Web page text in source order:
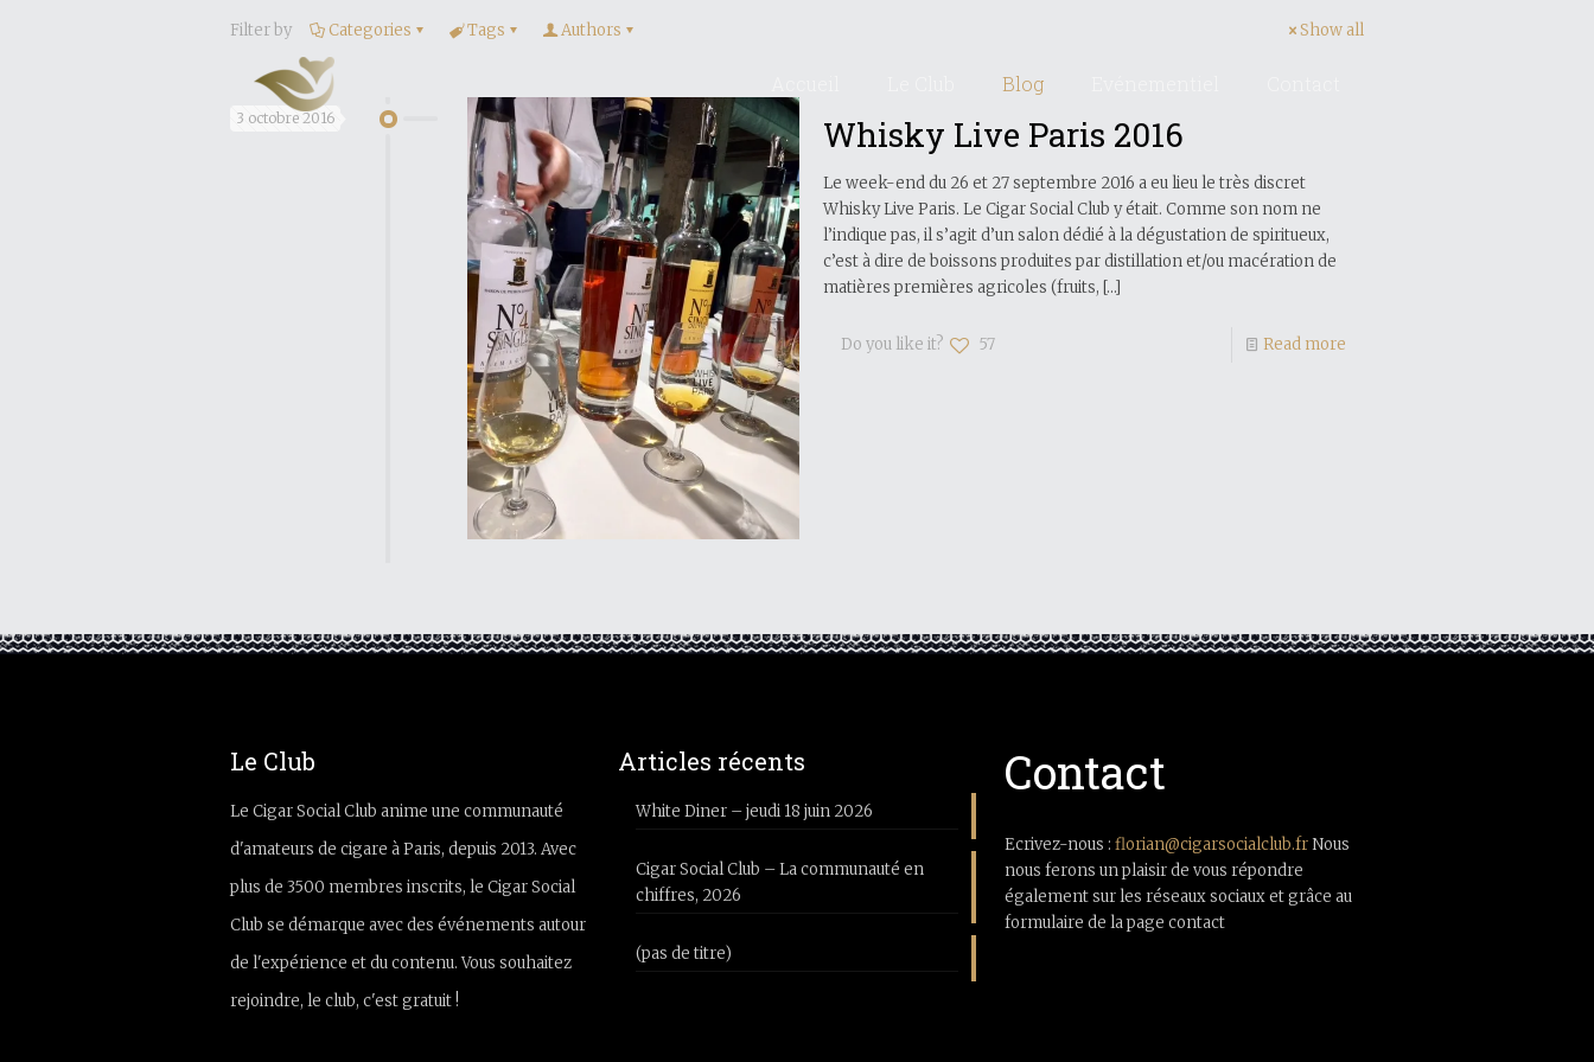
Blog
Filter by Categories Tags Authors Show all
3 octobre 2016 Whisky Live Paris 2016
Le week-end du 26 et 27 septembre 2016 a eu lieu le très discret
Whisky Live Paris. Le Cigar Social Club y était. Comme son nom ne
l’indique pas, il s’agit d’un salon dédié à la dégustation de spiritueux,
c’est à dire de boissons produites par distillation et/ou macération de
matières premières agricoles (fruits, […]
Do you like it? 57 Read more
Le Club
Le Cigar Social Club anime une communauté
d'amateurs de cigare à Paris, depuis 2013. Avec
plus de 3500 membres inscrits, le Cigar Social
Club se démarque avec des événements autour
de l'expérience et du contenu. Vous souhaitez
rejoindre, le club, c'est gratuit !
Articles récents
White Diner – jeudi 18 juin 2026
Cigar Social Club – La communauté en
chiffres, 2026
(pas de titre)
Contact
Ecrivez-nous :florian@cigarsocialclub.frNous
nous ferons un plaisir de vous répondre
également sur les réseaux sociaux et grâce au
formulaire de la page contact